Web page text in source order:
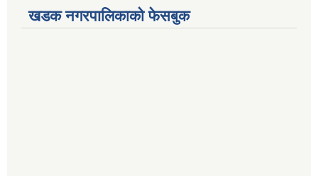
खडक नगरपालिकाको फेसबुक